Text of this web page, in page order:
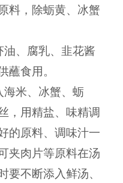
料，除蛎黄、冰蟹
、腐乳、韭花酱
蘸食用。
米、冰蟹、蛎
，用精盐、味精调
的原料、调味汁一
夹肉片等原料在汤
要不断添入鲜汤、